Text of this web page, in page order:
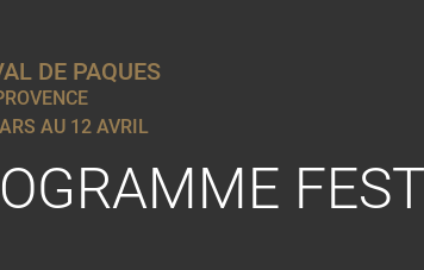
DE PAQUES
AU 12 AVRIL